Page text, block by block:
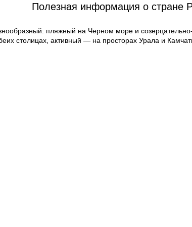
Полезная информация о стране
пляжный на Черном море и
столицах, активный — на просторах Урала и